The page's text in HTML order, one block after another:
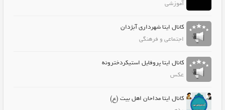
آموزشی
کانال ایتا شهرداری آبژدان
اجتماعی و فرهنگی
کانال ایتا پروفایل استیکردخترونه
عکس
کانال ایتا مداحان اهل بیت (ع)